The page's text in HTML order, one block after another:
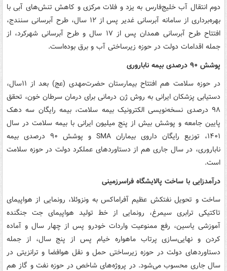
دوم انتقال آب خلیج‌فارس به یزد و فلات مرکزی و کاهش تنش‌های آبی با
بهره‌برداری از سامانه آبرسانی غدیر پس از ۱۲ سال، طرح آبرسانی سنندج،
افتتاح طرح آبرسانی همدان پس از ۱۷ سال و طرح آبرسانی شهرکرد، از
جمله اقدامات دولت در حوزه زیرساختی آب و برق بوده‌است.
پوشش ۹۰ درصدی بیمه ناباروری
در حوزه سلامت هم افتتاح بیمارستان حضرت‌مهدی (عج) بعد از ۱۱سال،
دستیابی پزشکان ایرانی به روش ژن درمانی برای درمان سرطان خون، تحقق
۹۸ درصدی نسخه‌نویسی الکترونیک بیمه سلامت، بیمه رایگان سه دهک
پایین جامعه و پوشش بیش از پنج میلیون ایرانی با بیمه سلامت در سال
۱۴۰۱، توزیع رایگان داروی بیماران SMA و پوشش ۹۰ درصدی بیمه
ناباروری، در سال جاری هم از دستاوردهای عملکرد دولت در حوزه سلامت
است.
درآمدزایی با ساخت پالایشگاه فراسرزمینی
ساخت و تحویل نفتکش عظیم آفراماکس به ونزوئلا، رونمایی از هواپیمای
تاکتیکی ترابری سیمرغ، رونمایی از خط تولید هواپیمای جت جنگنده
آموزشی یاسین، رفع ممنوعیت واردات خودرو پس از چهار سال و آماده‌
کردن و نهایی‌سازی پرتاب ماهواره خیام پس از پنج سال، از جمله
دستاوردهای دولت در حوزه زیرساختی حمل و نقل هوافضا و ترانزیتی در
سال جاری محسوب می‌شود. در پروژه‌های شاخص در حوزه نفت و گاز هم